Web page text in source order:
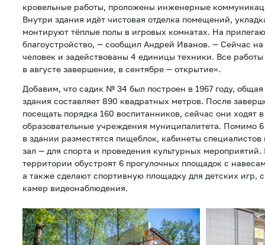
кровельные работы, проложены инженерные
Внутри здания идёт чистовая отделка помещений,
монтируют тёплые полы в игровых комнатах. На
благоустройство, — сообщил Андрей Иванов. — Сейчас на
человек и задействованы 4 единицы техники. Все
в августе завершение, в сентябре — открытие».
Добавим, что садик № 34 был построен в 1967 году,
здания составляет 890 квадратных метров. После
посещать порядка 160 воспитанников, сейчас они ходят
образовательные учреждения муниципалитета. Помимо
в здании разместятся пищеблок, кабинеты
зал — для спорта и проведения культурных
территории обустроят 6 прогулочных площадок с
а также сделают спортивную площадку для детских игр,
камер видеонаблюдения.